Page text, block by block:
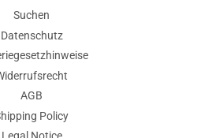
Suchen
Datenschutz
AGB
Policy